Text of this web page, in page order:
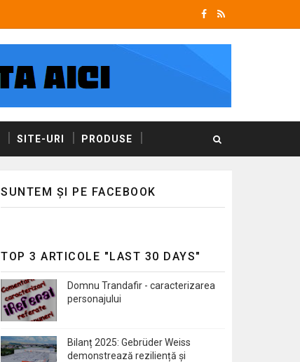
SITE-URI PRODUSE
SUNTEM ȘI PE FACEBOOK
TOP 3 ARTICOLE "LAST 30 DAYS"
Domnu Trandafir - caracterizarea
personajului
Bilanț 2025: Gebrüder Weiss
demonstrează reziliență și